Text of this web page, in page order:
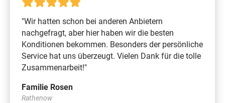
"Wir hatten schon bei anderen Anbietern
nachgefragt, aber hier haben wir die besten
Konditionen bekommen. Besonders der persönliche
Service hat uns überzeugt. Vielen Dank für die tolle
Zusammenarbeit!"
Familie Rosen
Rathenow